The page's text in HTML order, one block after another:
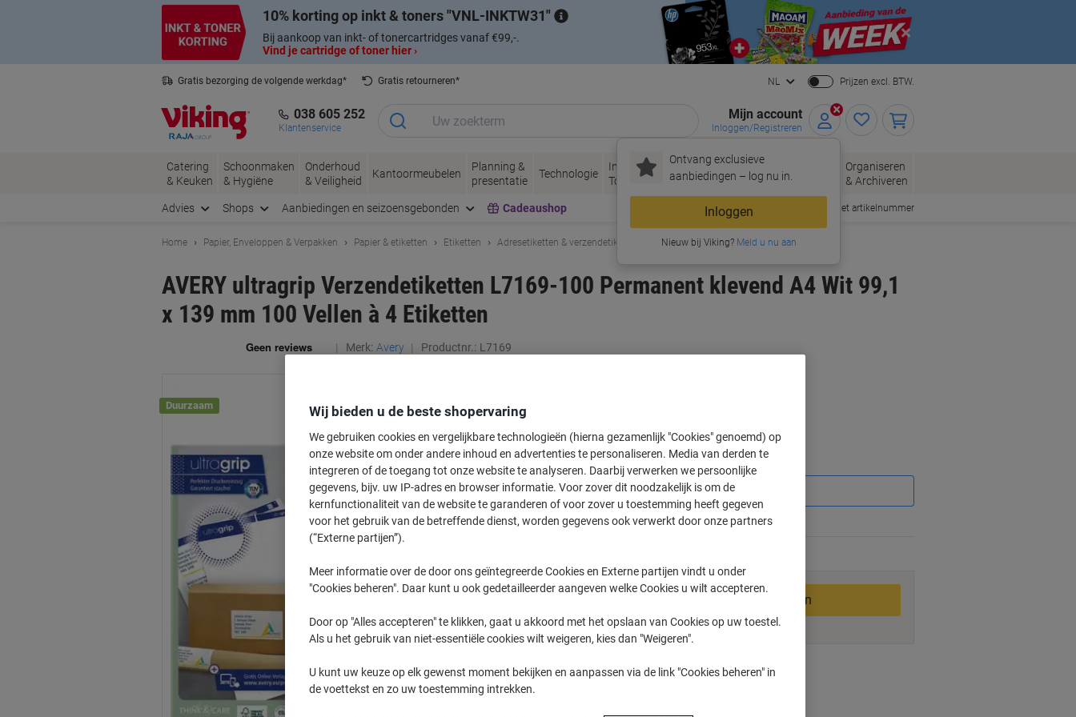
10% korting op inkt & toners VNL-INKTW31
Bij aankoop van inkt- of tonercartridges vanaf €99,-.
Vind je cartridge of toner hier ›
Close
Gratis bezorging de volgende werkdag*
Gratis retourneren*
NL Prijzen excl. BTW.
038 605 252
Klantenservice
Mijn account
Inloggen/Registreren
Ontvang exclusieve
aanbiedingen – log nu in.
Inloggen
Nieuw bij Viking?Meld u nu aan
Catering
& Keuken
Schoonmaken
& Hygiëne
Onderhoud
& Veiligheid
Kantoormeubelen
Planning &
presentatie
Technologie
Inkt &
Toner
Papier, Enveloppen
& Verpakken
Kantoorartikelen
Organiseren
& Archiveren
Advies Shops Aanbiedingen en seizoensgebonden Cadeaushop Snel bestellen met artikelnummer
Home Papier, Enveloppen & Verpakken Papier & etiketten Etiketten Adresetiketten & verzendetiketten
AVERY ultragrip Verzendetiketten L7169-100 Permanent klevend A4 Wit 99,1
x 139 mm 100 Vellen à 4 Etiketten
Merk: Avery Productnr.: L7169
Duurzaam
1-2Pakken 45,89 €
3+Pakken 44,39 € -3%
Aantal
In winkelwagen
Aan een lijst toevoegen
Leveringsinformatie Betalingswijzen
Wij bieden u de beste shopervaring
We gebruiken cookies en vergelijkbare technologieën (hierna gezamenlijk "Cookies" genoemd) op
onze website om onder andere inhoud en advertenties te personaliseren. Media van derden te
integreren of de toegang tot onze website te analyseren. Daarbij verwerken we persoonlijke
gegevens, bijv. uw IP-adres en browser informatie. Voor zover dit noodzakelijk is om de
kernfunctionaliteit van de website te garanderen of voor zover u toestemming heeft gegeven
voor het gebruik van de betreffende dienst, worden gegevens ook verwerkt door onze partners
(“Externe partijen”).
Meer informatie over de door ons geïntegreerde Cookies en Externe partijen vindt u onder
"Cookies beheren". Daar kunt u ook gedetailleerder aangeven welke Cookies u wilt accepteren.
Door op "Alles accepteren" te klikken, gaat u akkoord met het opslaan van Cookies op uw toestel.
Als u het gebruik van niet-essentiële cookies wilt weigeren, kies dan "Weigeren".
U kunt uw keuze op elk gewenst moment bekijken en aanpassen via de link "Cookies beheren" in
de voettekst en zo uw toestemming intrekken.